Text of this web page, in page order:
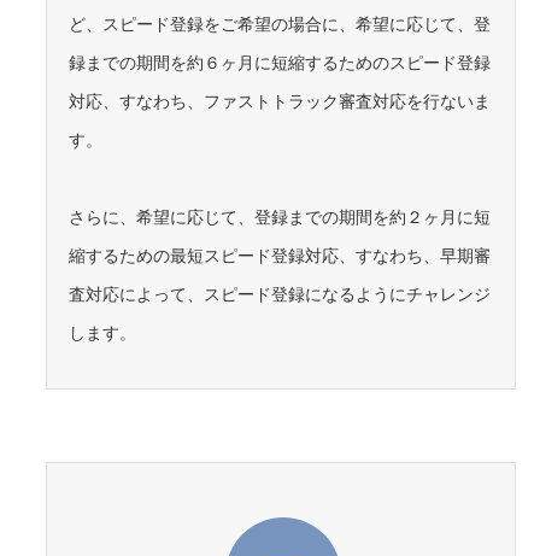
ど、スピード登録をご希望の場合に、希望に応じて、登
録までの期間を約６ヶ月に短縮するためのスピード登録
対応、すなわち、ファストトラック審査対応を行ないま
す。
さらに、希望に応じて、登録までの期間を約２ヶ月に短
縮するための最短スピード登録対応、すなわち、早期審
査対応によって、スピード登録になるようにチャレンジ
します。